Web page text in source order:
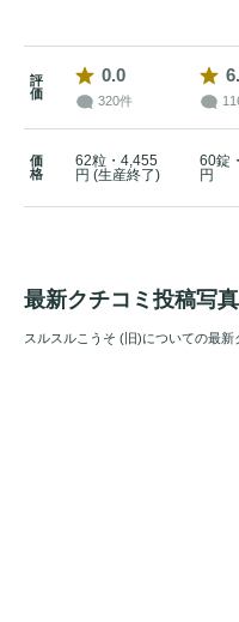
評
価
0.0
320件
価
格
62粒・4,455
円 (生産終了)
60錠
円
最新クチコミ投稿写
スルスルこうそ (旧)についての最新